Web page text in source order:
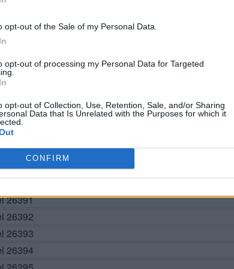
opt-out of the Sale of my Personal Data.
opt-out of processing my Personal Data for Targeted
opt-out of Collection, Use, Retention, Sale, and/or Sharing
Data that Is Unrelated with the Purposes for which it
CONFIRM
26386
26388
26389
26390
26391
26392
26393
26394